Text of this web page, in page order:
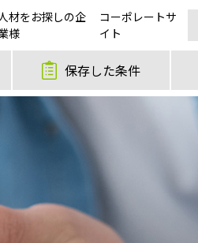
材をお探しの企
様
コーポレートサ
イト
保存した条件